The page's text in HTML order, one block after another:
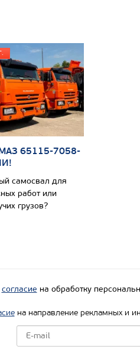
65115-7058-
самосвал для
работ или
грузов?
согласие на обработку
на направление рекламных и